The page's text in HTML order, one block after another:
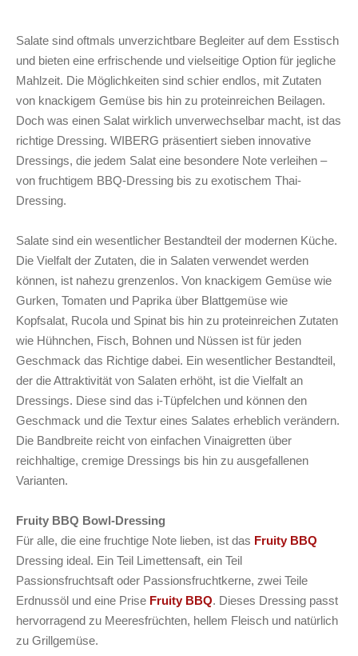
Salate sind oftmals unverzichtbare Begleiter auf dem Esstisch
und bieten eine erfrischende und vielseitige Option für jegliche
Mahlzeit. Die Möglichkeiten sind schier endlos, mit Zutaten
von knackigem Gemüse bis hin zu proteinreichen Beilagen.
Doch was einen Salat wirklich unverwechselbar macht, ist das
richtige Dressing. WIBERG präsentiert sieben innovative
Dressings, die jedem Salat eine besondere Note verleihen –
von fruchtigem BBQ-Dressing bis zu exotischem Thai-
Dressing.
Salate sind ein wesentlicher Bestandteil der modernen Küche.
Die Vielfalt der Zutaten, die in Salaten verwendet werden
können, ist nahezu grenzenlos. Von knackigem Gemüse wie
Gurken, Tomaten und Paprika über Blattgemüse wie
Kopfsalat, Rucola und Spinat bis hin zu proteinreichen Zutaten
wie Hühnchen, Fisch, Bohnen und Nüssen ist für jeden
Geschmack das Richtige dabei. Ein wesentlicher Bestandteil,
der die Attraktivität von Salaten erhöht, ist die Vielfalt an
Dressings. Diese sind das i-Tüpfelchen und können den
Geschmack und die Textur eines Salates erheblich verändern.
Die Bandbreite reicht von einfachen Vinaigretten über
reichhaltige, cremige Dressings bis hin zu ausgefallenen
Varianten.
Fruity BBQ Bowl-Dressing
Für alle, die eine fruchtige Note lieben, ist das Fruity BBQ
Dressing ideal. Ein Teil Limettensaft, ein Teil
Passionsfruchtsaft oder Passionsfruchtkerne, zwei Teile
Erdnussöl und eine Prise Fruity BBQ. Dieses Dressing passt
hervorragend zu Meeresfrüchten, hellem Fleisch und natürlich
zu Grillgemüse.